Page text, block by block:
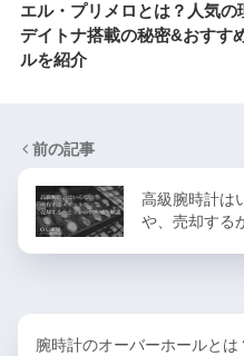
エル・プリメロとは？人気の
デイトナ搭載の秘密&おすす
ルを紹介
前の記事
高級腕時計は
や、売却する
腕時計のオーバーホールとは